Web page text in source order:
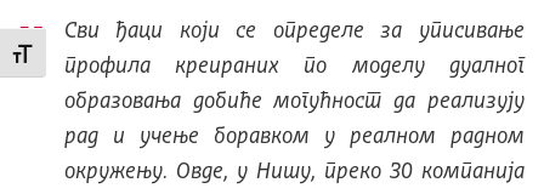
Промени величину слова
Сви ђаци који се определе за уписивање
профила креираних по моделу дуалног
образовања добиће могућност да реализују
рад и учење боравком у реалном радном
окружењу. Овде, у Нишу, преко 30 компанија